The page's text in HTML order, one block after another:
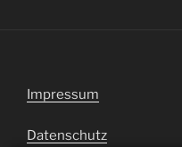
Impressum
Datenschutz